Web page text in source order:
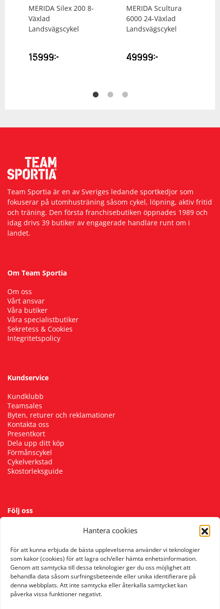
Hantera cookies
För att kunna erbjuda de bästa upplevelserna använder vi teknologier
som kakor (cookies) för att lagra och/eller hämta enhetsinformation.
Genom att samtycka till dessa teknologier ger du oss möjlighet att
behandla data såsom surfningsbeteende eller unika identifierare på
denna webbplats. Att inte samtycka eller återkalla samtycket kan
påverka vissa funktioner negativt.
MERIDA Silex 200 8-
Växlad
Landsvägscykel
15999kr
MERIDA Scultura
6000 24-Växlad
Landsvägscykel
49999kr
Team Sportia är en av Sveriges ledande sportkedjor som
fokuserar på utomhusträning såsom cykel, löpning, aktiv fritid
och träning. Den första franchisebutiken öppnades 1989 och
idag drivs 39 butiker av engagerade handlare runt om i
landet.
Om Team Sportia
Om oss
Vårt ansvar
Våra butiker
Våra specialistbutiker
Sekretess & Cookies
Integritetspolicy
Kundservice
Kundklubb
Teamsales
Byten, returer och reklamationer
Kontakta oss
Presentkort
Dela upp ditt köp
Förmånscykel
Cykelverkstad
Skostorleksguide
Följ oss